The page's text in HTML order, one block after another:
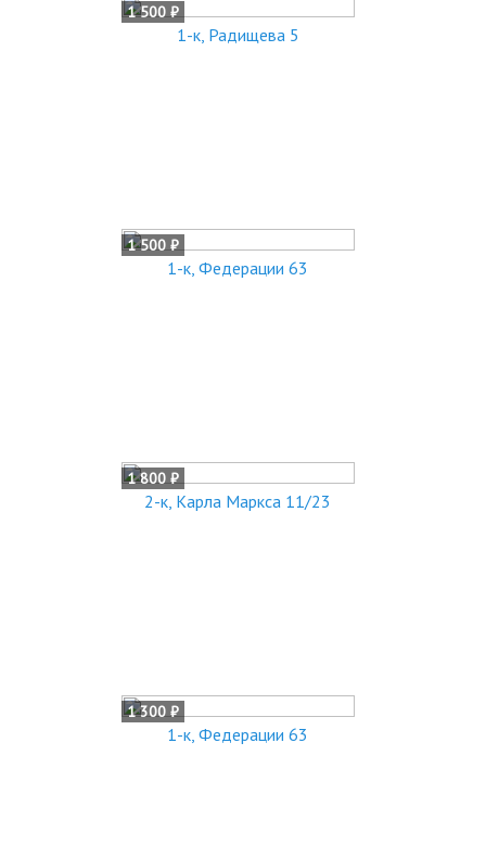
1 500 ₽
1-к, Радищева 5
1 500 ₽
1-к, Федерации 63
1 800 ₽
2-к, Карла Маркса 11/23
1 300 ₽
1-к, Федерации 63